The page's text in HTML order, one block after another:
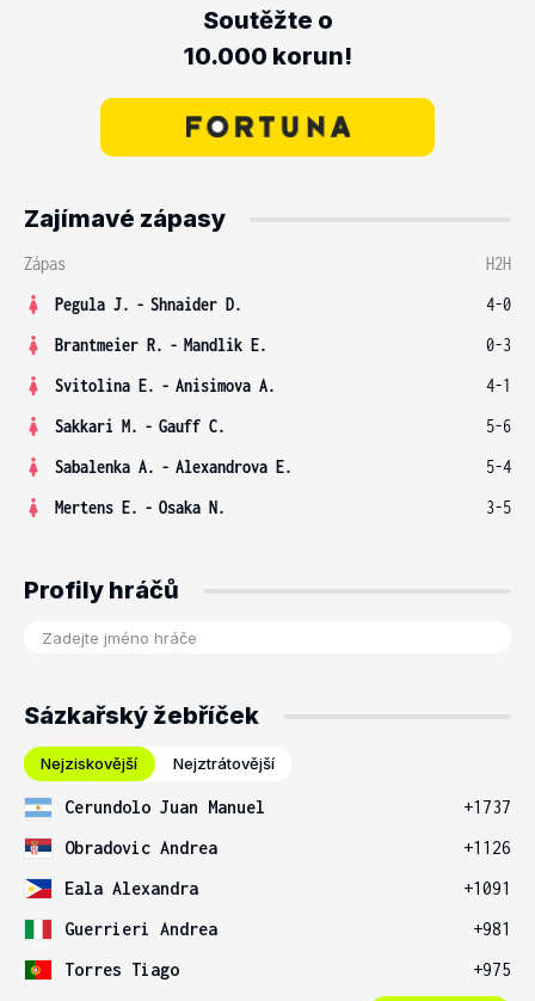
Soutěžte o
10.000 korun!
Zajímavé zápasy
Zápas
H2H
Pegula J. - Shnaider D.
4-0
Brantmeier R. - Mandlik E.
0-3
Svitolina E. - Anisimova A.
4-1
Sakkari M. - Gauff C.
5-6
Sabalenka A. - Alexandrova E.
5-4
Mertens E. - Osaka N. 3-5
Profily hráčů
Sázkařský žebříček
Nejziskovější Nejztrátovější
Cerundolo Juan Manuel
+1737
Obradovic Andrea
+1126
Eala Alexandra
+1091
Guerrieri Andrea
+981
Torres Tiago
+975